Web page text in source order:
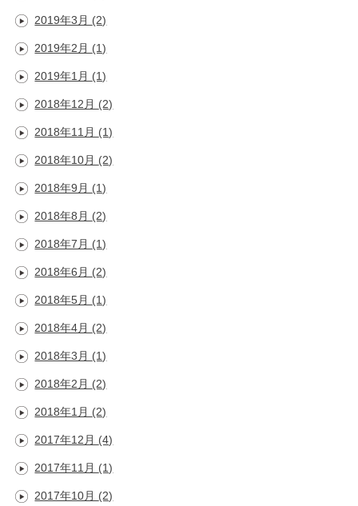
2019年3月 (2)
2019年2月 (1)
2019年1月 (1)
2018年12月 (2)
2018年11月 (1)
2018年10月 (2)
2018年9月 (1)
2018年8月 (2)
2018年7月 (1)
2018年6月 (2)
2018年5月 (1)
2018年4月 (2)
2018年3月 (1)
2018年2月 (2)
2018年1月 (2)
2017年12月 (4)
2017年11月 (1)
2017年10月 (2)